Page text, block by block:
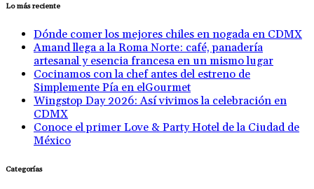
Lo más reciente
Dónde comer los mejores chiles en nogada en CDMX
Amand llega a la Roma Norte: café, panadería
artesanal y esencia francesa en un mismo lugar
Cocinamos con la chef antes del estreno de
Simplemente Pía en elGourmet
Wingstop Day 2026: Así vivimos la celebración en
CDMX
Conoce el primer Love & Party Hotel de la Ciudad de
México
Categorías